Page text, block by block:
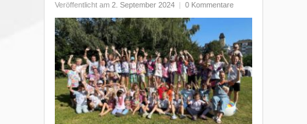
Veröffentlicht am 2. September 2024 0 Kommentare